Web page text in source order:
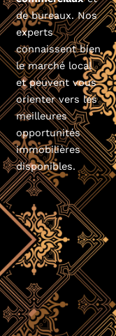
de bureaux. Nos
experts
connaissent bien
le marché local
et peuvent vous
orienter vers les
meilleures
opportunités
immobilières
disponibles.